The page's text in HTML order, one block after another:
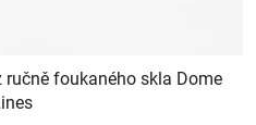
foukaného skla Dome